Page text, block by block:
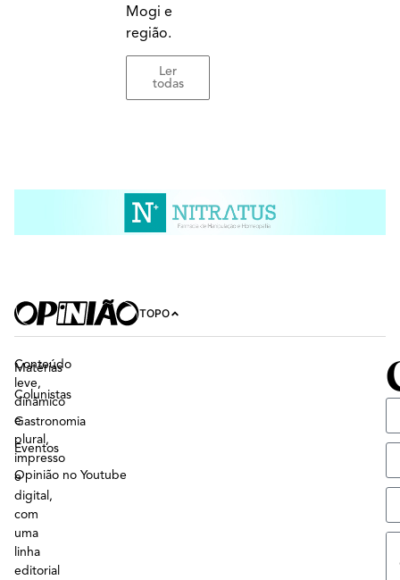
Mogi e
região.
Ler
todas
TOPO
Conteúdo
leve,
dinâmico
e
plural,
impresso
e
digital,
com
uma
linha
editorial
Matérias
Colunistas
Gastronomia
Eventos
Opinião no Youtube